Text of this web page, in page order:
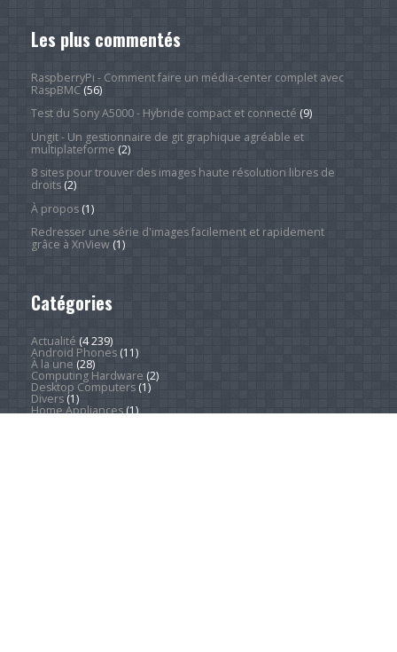
Les plus commentés
RaspberryPi - Comment faire un média-center complet avec
RaspBMC(56)
Test du Sony A5000 - Hybride compact et connecté (9)
Ungit - Un gestionnaire de git graphique agréable et
multiplateforme (2)
8 sites pour trouver des images haute résolution libres de
droits(2)
À propos(1)
Redresser une série d'images facilement et rapidement
grâce à XnView(1)
Catégories
Actualité (4 239)
Android Phones(11)
À la une (28)
Computing Hardware (2)
Desktop Computers(1)
Divers(1)
Home Appliances(1)